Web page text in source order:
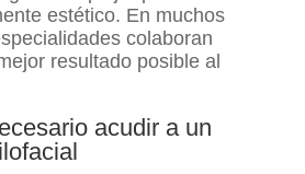
estético. En muchos
colaboran
resultado posible al
acudir a un